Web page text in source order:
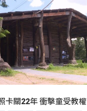
卡關22年 衝擊童受教權